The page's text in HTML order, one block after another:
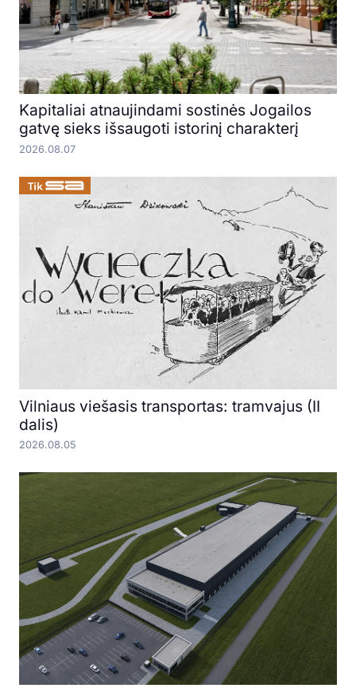
Kapitaliai atnaujindami sostinės Jogailos
gatvę sieks išsaugoti istorinį charakterį
2026.08.07
Vilniaus viešasis transportas: tramvajus (II
dalis)
2026.08.05